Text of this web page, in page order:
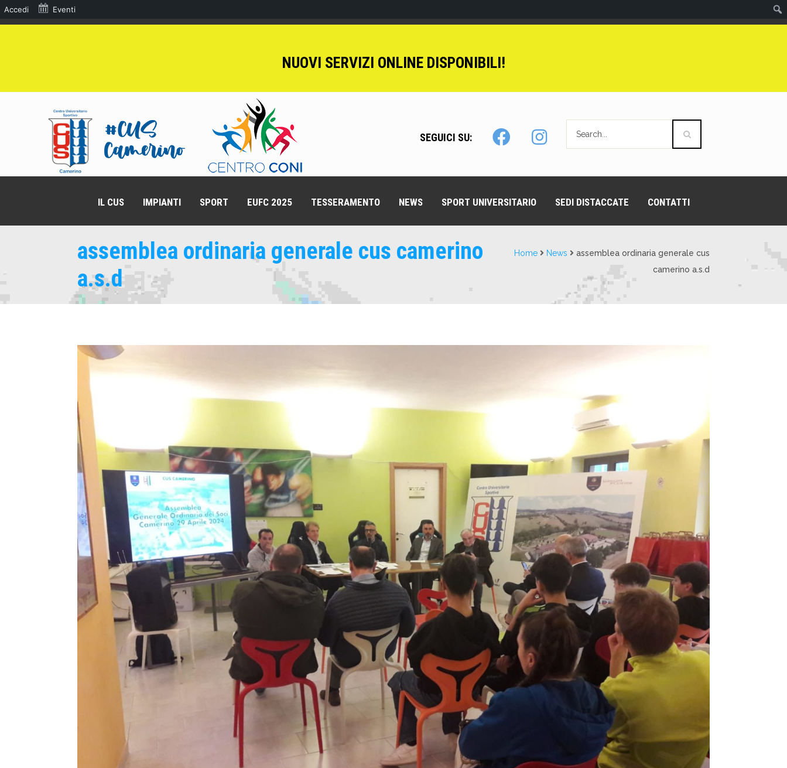
Accedi Eventi
NUOVI SERVIZI ONLINE DISPONIBILI!
SEGUICI SU:
IL CUS IMPIANTI SPORT EUFC 2025 TESSERAMENTO NEWS SPORT UNIVERSITARIO SEDI DISTACCATE CONTATTI
assemblea ordinaria generale cus camerino
a.s.d
Home News
assemblea ordinaria generale cus
camerino a.s.d